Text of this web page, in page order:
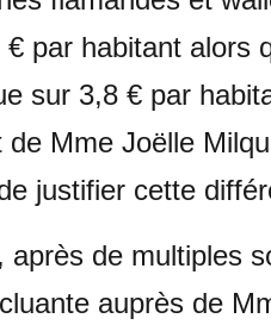
par habitant alors
sur 3,8 € par
Mme Joëlle
justifier cette
après de multiples
auprès de